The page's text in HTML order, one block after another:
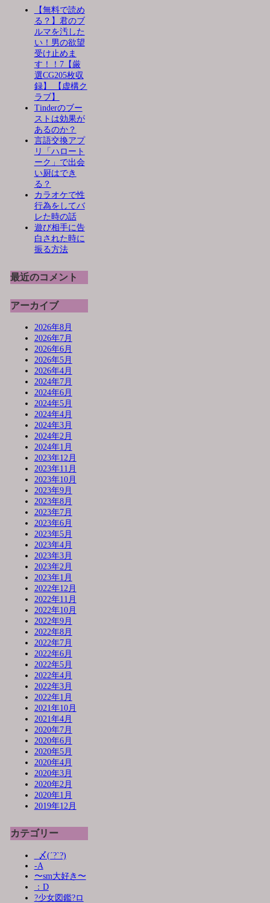
【無料で読め
る？】君のブ
ルマを汚した
い！男の欲望
受け止めま
す！！7【厳
選CG205枚収
録】 【虚構ク
ラブ】
Tinderのブー
ストは効果が
あるのか？
言語交換アプ
リ「ハロート
ーク」で出会
い厨はでき
る？
カラオケで性
行為をしてバ
レた時の話
遊び相手に告
白された時に
振る方法
最近のコメント
アーカイブ
2026年8月
2026年7月
2026年6月
2026年5月
2026年4月
2024年7月
2024年6月
2024年5月
2024年4月
2024年3月
2024年2月
2024年1月
2023年12月
2023年11月
2023年10月
2023年9月
2023年8月
2023年7月
2023年6月
2023年5月
2023年4月
2023年3月
2023年2月
2023年1月
2022年12月
2022年11月
2022年10月
2022年9月
2022年8月
2022年7月
2022年6月
2022年5月
2022年4月
2022年3月
2022年1月
2021年10月
2021年4月
2020年7月
2020年6月
2020年5月
2020年4月
2020年3月
2020年2月
2020年1月
2019年12月
カテゴリー
_〆(´?`?)
-A
〜sm大好き〜
：D
?少女図鑑?ロ